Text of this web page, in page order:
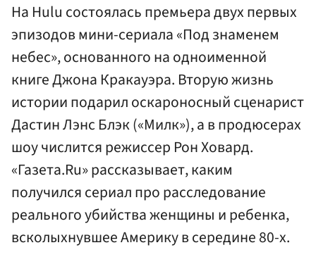
На Hulu состоялась премьера двух первых
эпизодов мини-сериала «Под знаменем
небес», основанного на одноименной
книге Джона Кракауэра. Вторую жизнь
истории подарил оскароносный сценарист
Дастин Лэнс Блэк («Милк»), а в продюсерах
шоу числится режиссер Рон Ховард.
«Газета.Ru» рассказывает, каким
получился сериал про расследование
реального убийства женщины и ребенка,
всколыхнувшее Америку в середине 80-х.